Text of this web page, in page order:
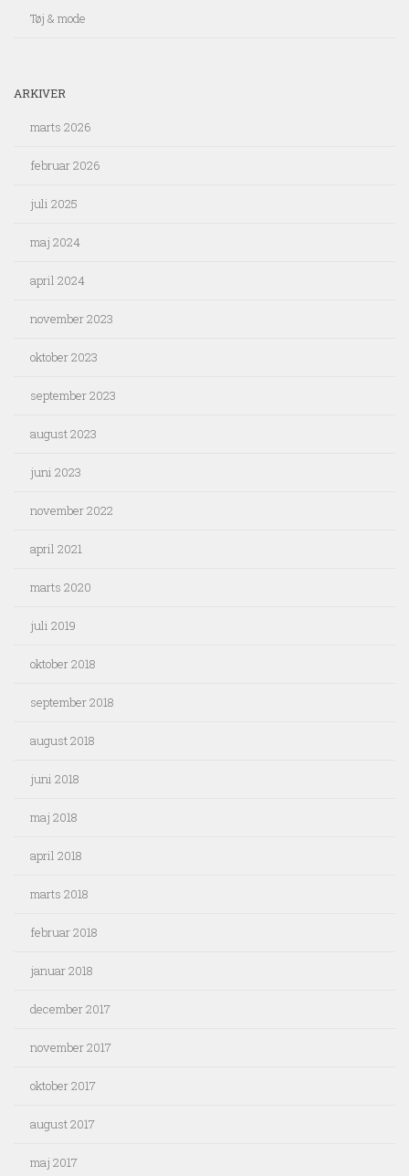
Tøj & mode
ARKIVER
marts 2026
februar 2026
juli 2025
maj 2024
april 2024
november 2023
oktober 2023
september 2023
august 2023
juni 2023
november 2022
april 2021
marts 2020
juli 2019
oktober 2018
september 2018
august 2018
juni 2018
maj 2018
april 2018
marts 2018
februar 2018
januar 2018
december 2017
november 2017
oktober 2017
august 2017
maj 2017